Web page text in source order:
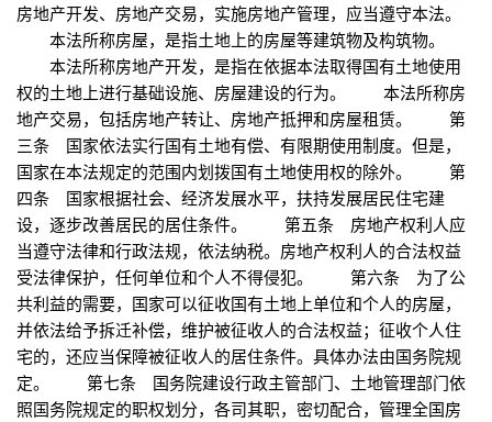
房地产开发、房地产交易，实施房地产管理，应当遵守本法。
本法所称房屋，是指土地上的房屋等建筑物及构筑物。
本法所称房地产开发，是指在依据本法取得国有土地使用
权的土地上进行基础设施、房屋建设的行为。 本法所称房
地产交易，包括房地产转让、房地产抵押和房屋租赁。 第
三条 国家依法实行国有土地有偿、有限期使用制度。但是，
国家在本法规定的范围内划拨国有土地使用权的除外。 第
四条 国家根据社会、经济发展水平，扶持发展居民住宅建
设，逐步改善居民的居住条件。 第五条 房地产权利人应
当遵守法律和行政法规，依法纳税。房地产权利人的合法权益
受法律保护，任何单位和个人不得侵犯。 第六条 为了公
共利益的需要，国家可以征收国有土地上单位和个人的房屋，
并依法给予拆迁补偿，维护被征收人的合法权益；征收个人住
宅的，还应当保障被征收人的居住条件。具体办法由国务院规
定。 第七条 国务院建设行政主管部门、土地管理部门依
照国务院规定的职权划分，各司其职，密切配合，管理全国房